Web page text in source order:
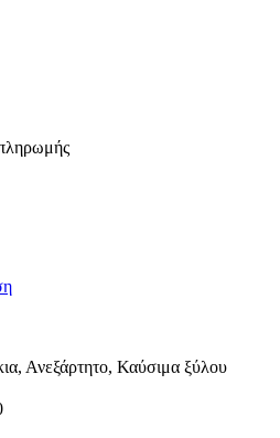
Ανεξάρτητο, Καύσιμα ξύλου